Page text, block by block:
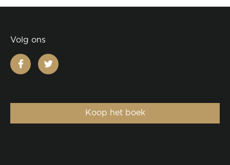
Volg ons
facebooktwitter
Koop het boek